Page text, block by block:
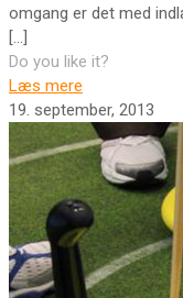
omgang er det med
[…]
Do you like it?
Læs mere
19. september, 2013